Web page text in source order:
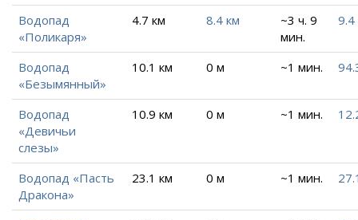
Водопад
«Поликаря»
4.7 км 8.4 км
~3 ч. 9
мин.
9.4
Водопад
«Безымянный»
10.1 км 0 м ~1 мин.
Водопад
«Девичьи
слезы»
10.9 км 0 м ~1 мин.
Водопад «Пасть
Дракона»
23.1 км 0 м ~1 мин.